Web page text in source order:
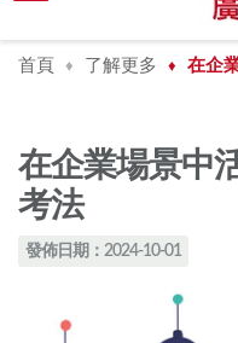
首頁 ♦ 了解更多 ♦ 在企
在企業場景中
考法
發佈日期：2024-10-01